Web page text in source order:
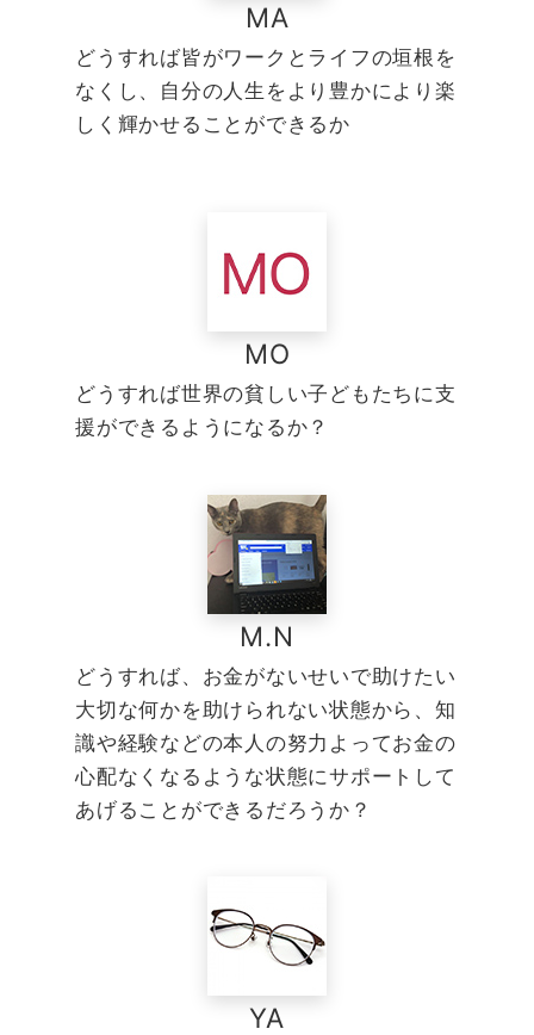
MA
どうすれば皆がワークとライフの垣根を
なくし、自分の人生をより豊かにより楽
しく輝かせることができるか
MO
どうすれば世界の貧しい子どもたちに支
援ができるようになるか？
M.N
どうすれば、お金がないせいで助けたい
大切な何かを助けられない状態から、知
識や経験などの本人の努力よってお金の
心配なくなるような状態にサポートして
あげることができるだろうか？
YA